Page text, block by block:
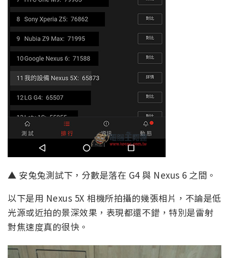
▲ 安兔兔測試下，分數是落在 G4 與 Nexus 6 之間。
以下是用 Nexus 5X 相機所拍攝的幾張相片，不論是低
光源或近拍的景深效果，表現都還不錯，特別是雷射
對焦速度真的很快。